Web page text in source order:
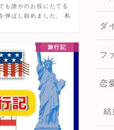
も誰かのお役にたてる
伸ばし始めました。 私
旅行記
ダ
フ
恋
結